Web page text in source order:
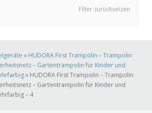
Filter zurücksetzen
» HUDORA First Trampolin – Trampolin
– Gartentrampolin für Kinder und
» HUDORA First Trampolin – Trampolin
– Gartentrampolin für Kinder und
– 4